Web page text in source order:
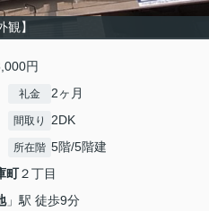
観】
円
礼金 2ヶ月
間取り 2DK
所在階 5階/5階建
町２丁目
」駅 徒歩9分